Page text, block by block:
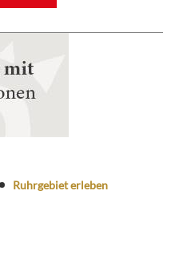
Ruhrgebiet erleben